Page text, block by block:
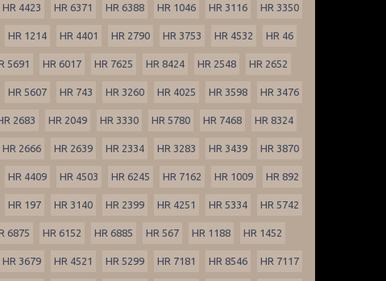
HR 4423 HR 6371 HR 6388 HR 1046 HR 3116 HR 3350
HR 1214 HR 4401 HR 2790 HR 3753 HR 4532 HR 46
5691 HR 6017 HR 7625 HR 8424 HR 2548 HR 2652
HR 5607 HR 743 HR 3260 HR 4025 HR 3598 HR 3476
2683 HR 2049 HR 3330 HR 5780 HR 7468 HR 8324
HR 2666 HR 2639 HR 2334 HR 3283 HR 3439 HR 3870
HR 4409 HR 4503 HR 6245 HR 7162 HR 1009 HR 892
HR 197 HR 3140 HR 2399 HR 4251 HR 5334 HR 5742
6875 HR 6152 HR 6885 HR 567 HR 1188 HR 1452
HR 3679 HR 4521 HR 5299 HR 7181 HR 8546 HR 7117